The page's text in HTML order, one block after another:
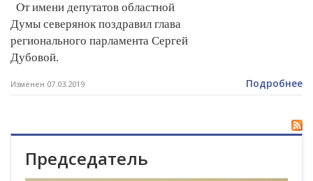
От имени депутатов областной
Думы северянок поздравил глава
регионального парламента Сергей
Дубовой.
Изменен 07.03.2019 Подробнее
Председатель